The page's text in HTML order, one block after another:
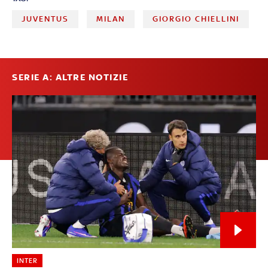
JUVENTUS MILAN GIORGIO CHIELLINI
SERIE A: ALTRE NOTIZIE
INTER